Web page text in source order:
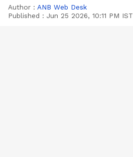
Author : ANB Web Desk
Published : Jun 25 2026, 10:11 PM IST